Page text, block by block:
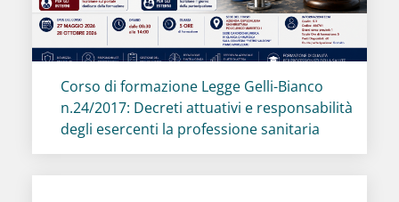
Titolo card:
Corso di formazione Legge Gelli-Bianco
n.24/2017: Decreti attuativi e responsabilità
degli esercenti la professione sanitaria